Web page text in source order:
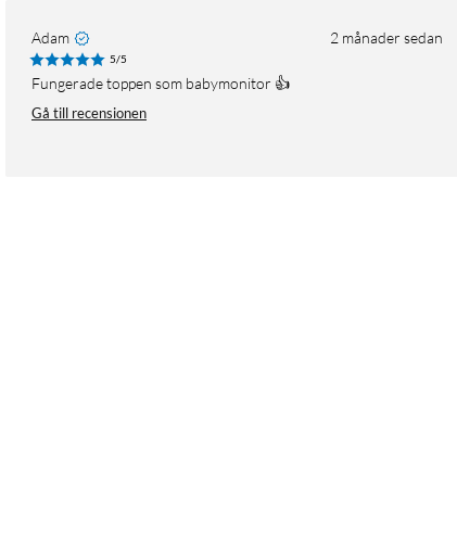
Adam 2 månader sedan
5/5
Fungerade toppen som babymonitor 👍
Gå till recensionen